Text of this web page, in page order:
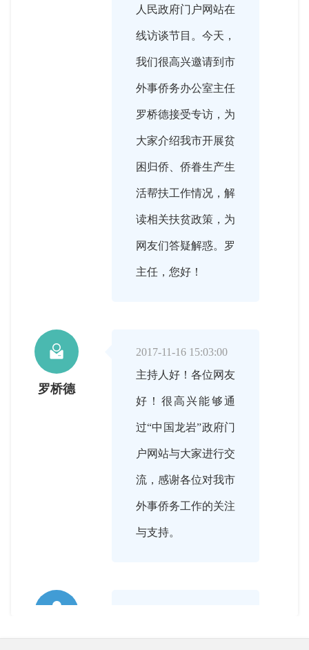
人民政府门户网站在
线访谈节目。今天，
我们很高兴邀请到市
外事侨务办公室主任
罗桥德接受专访，为
大家介绍我市开展贫
困归侨、侨眷生产生
活帮扶工作情况，解
读相关扶贫政策，为
网友们答疑解惑。罗
主任，您好！

罗桥德
2017-11-16 15:03:00
主持人好！各位网友
好！很高兴能够通
过“中国龙岩”政府门
户网站与大家进行交
流，感谢各位对我市
外事侨务工作的关注
与支持。
